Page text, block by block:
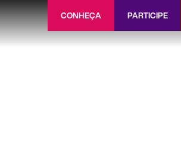
CONHEÇA PARTICIPE